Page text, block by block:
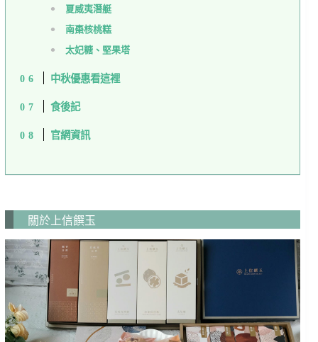
夏威夷潛艇
南棗核桃糕
太妃糖、堅果塔
中秋優惠看這裡
食後記
官網資訊
關於上信饌玉